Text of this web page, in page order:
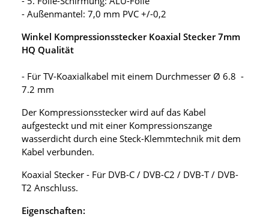
- Außenmantel: 7,0 mm PVC +/-0,2
Winkel Kompressionsstecker Koaxial Stecker 7mm
HQ Qualität
- Für TV-Koaxialkabel mit einem Durchmesser Ø 6.8 -
7.2 mm
Der Kompressionsstecker wird auf das Kabel
aufgesteckt und mit einer Kompressionszange
wasserdicht durch eine Steck-Klemmtechnik mit dem
Kabel verbunden.
Koaxial Stecker - Für DVB-C / DVB-C2 / DVB-T / DVB-
T2 Anschluss.
Eigenschaften: